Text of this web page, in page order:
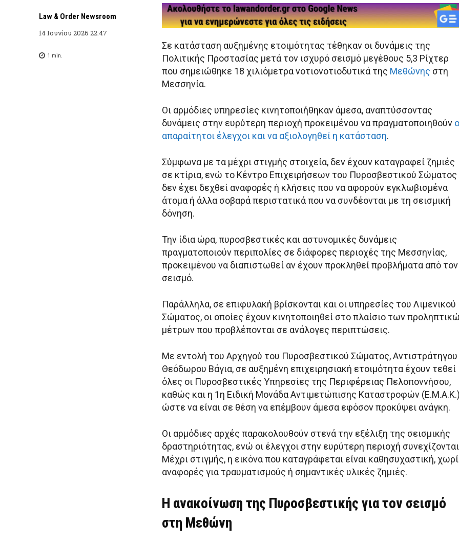
Law & Order Newsroom
14 Ιουνίου 2026 22:47
1 min.
Σε κατάσταση αυξημένης ετοιμότητας τέθηκαν οι δυνάμεις της
Πολιτικής Προστασίας μετά τον ισχυρό σεισμό μεγέθους 5,3 Ρίχτερ
που σημειώθηκε 18 χιλιόμετρα νοτιονοτιοδυτικά της Μεθώνης στη
Μεσσηνία.
Οι αρμόδιες υπηρεσίες κινητοποιήθηκαν άμεσα, αναπτύσσοντας
δυνάμεις στην ευρύτερη περιοχή προκειμένου να πραγματοποιηθούν
απαραίτητοι έλεγχοι και να αξιολογηθεί η κατάσταση.
Σύμφωνα με τα μέχρι στιγμής στοιχεία, δεν έχουν καταγραφεί ζημιές
σε κτίρια, ενώ το Κέντρο Επιχειρήσεων του Πυροσβεστικού Σώματος
δεν έχει δεχθεί αναφορές ή κλήσεις που να αφορούν εγκλωβισμένα
άτομα ή άλλα σοβαρά περιστατικά που να συνδέονται με τη σεισμική
δόνηση.
Την ίδια ώρα, πυροσβεστικές και αστυνομικές δυνάμεις
πραγματοποιούν περιπολίες σε διάφορες περιοχές της Μεσσηνίας,
προκειμένου να διαπιστωθεί αν έχουν προκληθεί προβλήματα από τον
σεισμό.
Παράλληλα, σε επιφυλακή βρίσκονται και οι υπηρεσίες του Λιμενικού
Σώματος, οι οποίες έχουν κινητοποιηθεί στο πλαίσιο των
μέτρων που προβλέπονται σε ανάλογες περιπτώσεις.
Με εντολή του Αρχηγού του Πυροσβεστικού Σώματος, Αντιστράτηγου
Θεόδωρου Βάγια, σε αυξημένη επιχειρησιακή ετοιμότητα έχουν τεθεί
όλες οι Πυροσβεστικές Υπηρεσίες της Περιφέρειας Πελοποννήσου,
καθώς και η 1η Ειδική Μονάδα Αντιμετώπισης Καταστροφών
ώστε να είναι σε θέση να επέμβουν άμεσα εφόσον προκύψει ανάγκη.
Οι αρμόδιες αρχές παρακολουθούν στενά την εξέλιξη της σεισμικής
δραστηριότητας, ενώ οι έλεγχοι στην ευρύτερη περιοχή
Μέχρι στιγμής, η εικόνα που καταγράφεται είναι καθησυχαστική,
αναφορές για τραυματισμούς ή σημαντικές υλικές ζημιές.
Η ανακοίνωση της Πυροσβεστικής για τον σεισμό
στη Μεθώνη